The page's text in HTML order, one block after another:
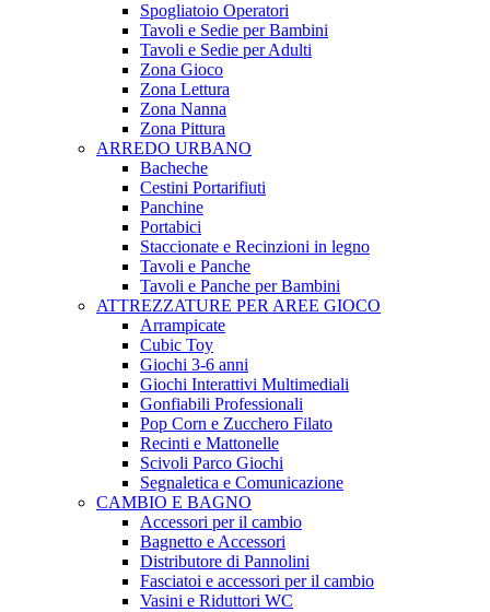
Spogliatoio Operatori
Tavoli e Sedie per Bambini
Tavoli e Sedie per Adulti
Zona Gioco
Zona Lettura
Zona Nanna
Zona Pittura
ARREDO URBANO
Bacheche
Cestini Portarifiuti
Panchine
Portabici
Staccionate e Recinzioni in legno
Tavoli e Panche
Tavoli e Panche per Bambini
ATTREZZATURE PER AREE GIOCO
Arrampicate
Cubic Toy
Giochi 3-6 anni
Giochi Interattivi Multimediali
Gonfiabili Professionali
Pop Corn e Zucchero Filato
Recinti e Mattonelle
Scivoli Parco Giochi
Segnaletica e Comunicazione
CAMBIO E BAGNO
Accessori per il cambio
Bagnetto e Accessori
Distributore di Pannolini
Fasciatoi e accessori per il cambio
Vasini e Riduttori WC